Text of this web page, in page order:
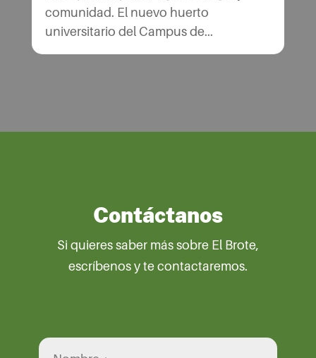
comunidad. El nuevo huerto
universitario del Campus de...
Contáctanos
Si quieres saber más sobre El Brote,
escríbenos y te contactaremos.
Por favor, deja este campo vacío.